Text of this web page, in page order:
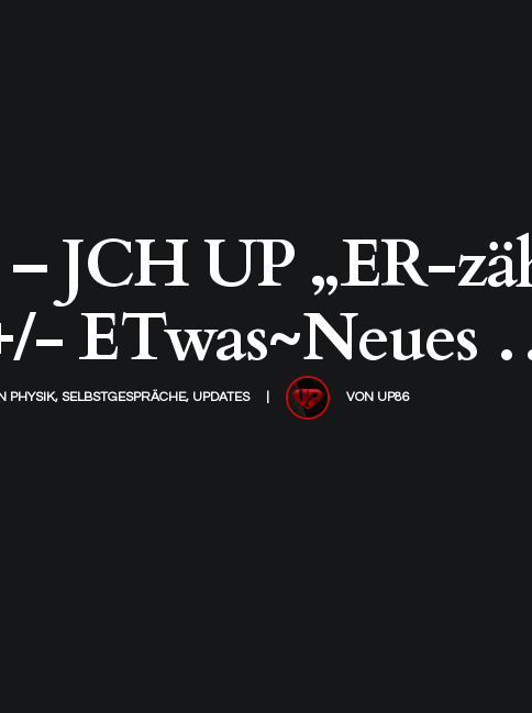
JCH UP „ER-
ETwas~Neues
PHYSIK, SELBSTGESPRÄCHE, UPDATES VON UP86